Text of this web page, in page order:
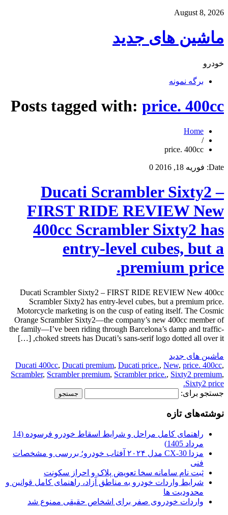
August 8, 2026
ماشین های جدید
خودرو
برگه نمونه
Posts tagged with: price. 400cc
Home
/
price. 400cc
Date: فوریه 18, 2016 0
Ducati Scrambler Sixty2 –
FIRST RIDE REVIEW New
400cc Scrambler Sixty2 has
entry-level cubes, but a
premium price.
Ducati Scrambler Sixty2 – FIRST RIDE REVIEW New 400cc
Scrambler Sixty2 has entry-level cubes, but a premium price.
Motorcycle marketing is on the cusp of eating itself. The Cosmic
Orange Scrambler Sixty2—the company’s new 400cc member of
the family—I’ve been riding through Barcelona’s damp and traffic-
choked streets has Ducati’s sans-serif logo dotted all over it, […]
ماشین های جدید
Ducati 400cc, Ducati premium, Ducati price., New, price. 400cc,
Scrambler, Scrambler premium, Scrambler price., Sixty2 premium,
Sixty2 price.
جستجو برای:
نوشته‌های تازه
راهنمای کامل مراحل و شرایط اسقاط خودرو فرسوده (14
مرداد 1405)
مزدا CX-30 مدل ۲۰۲۴ آفتاب خودرو؛ بررسی و مشخصات
فنی
ثبت نام سامانه سخا تعویض پلاک و احراز سکونت
شرایط واردات خودرو به مناطق آزاد، راهنمای کامل قوانین و
محدودیت ها
واردات خودروی صفر برای اشخاص حقیقی ممنوع شد